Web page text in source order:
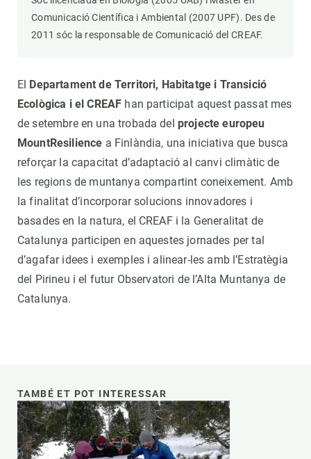
Comunicació Científica i Ambiental (2007 UPF). Des de
2011 sóc la responsable de Comunicació del CREAF.
El Departament de Territori, Habitatge i Transició
Ecològica i el CREAF han participat aquest passat mes
de setembre en una trobada del projecte europeu
MountResilience a Finlàndia, una iniciativa que busca
reforçar la capacitat d’adaptació al canvi climàtic de
les regions de muntanya compartint coneixement. Amb
la finalitat d’incorporar solucions innovadores i
basades en la natura, el CREAF i la Generalitat de
Catalunya participen en aquestes jornades per tal
d’agafar idees i exemples i alinear-les amb l’Estratègia
del Pirineu i el futur Observatori de l’Alta Muntanya de
Catalunya.
TAMBÉ ET POT INTERESSAR